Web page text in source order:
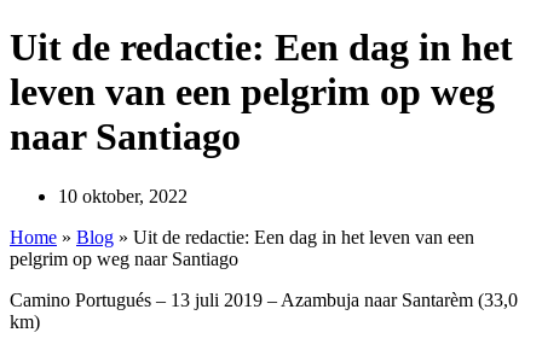
Uit de redactie: Een dag in het
leven van een pelgrim op weg
naar Santiago
10 oktober, 2022
Home » Blog » Uit de redactie: Een dag in het leven van een
pelgrim op weg naar Santiago
Camino Portugués – 13 juli 2019 – Azambuja naar Santarèm (33,0
km)